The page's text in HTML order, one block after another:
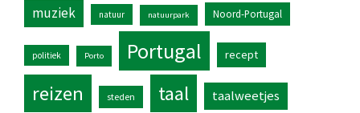
muziek natuur natuurpark Noord-Portugal
politiek Porto Portugal recept
reizen steden taal taalweetjes